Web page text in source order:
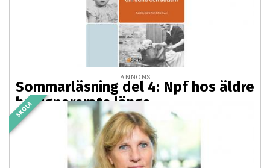
och kan i vissa fall bidra till utveckling av ätstörningar.
Men går negativ kroppsuppfattning...
Sommarläsning del 4: Npf hos äldre
har ignorerats länge
2026-07-29 03:00
Sommarläsning del 4 ur "Livsberättelser om adhd och
autism" där tretton personer vittnar om hur det är att få
en neuropsykiatrisk diagnos...
ANNONS
SKOLA